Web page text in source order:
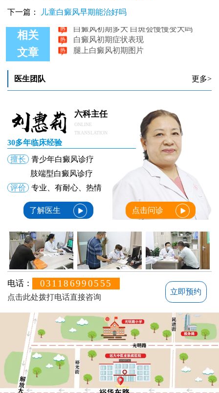
下一篇： 儿童白癜风早期能治好吗
相关
文章
白癜风初期症状表现
腿上白癜风初期图片
女性白癜风初期应该怎么治疗
医生团队 更多>
六科主任
ONLINE
TRANSLATION
30多年临床经验
擅长
青少年白癜风诊疗
肢端型白癜风诊疗
评价
专业、有耐心、热情
了解医生 点击问诊
电话： 031186990555
点击此处拨打电话直接咨询
立即预约